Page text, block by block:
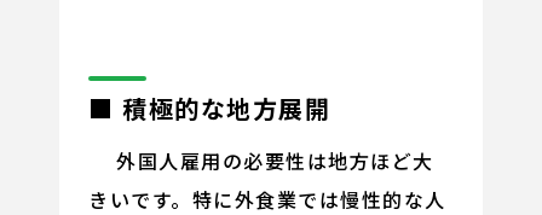
■ 積極的な地方展開
外国人雇用の必要性は地方ほど大
きいです。特に外食業では慢性的な人